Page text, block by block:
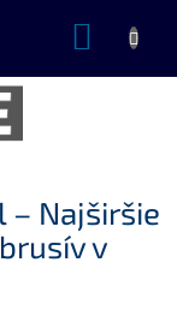
– Najširšie
v